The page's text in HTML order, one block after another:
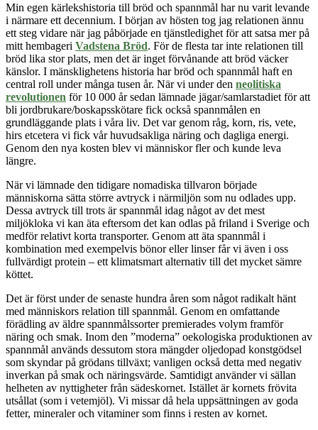
Min egen kärlekshistoria till bröd och spannmål har nu varit levande
i närmare ett decennium. I början av hösten tog jag relationen ännu
ett steg vidare när jag påbörjade en tjänstledighet för att satsa mer på
mitt hembageri Vadstena Bröd. För de flesta tar inte relationen till
bröd lika stor plats, men det är inget förvånande att bröd väcker
känslor. I mänsklighetens historia har bröd och spannmål haft en
central roll under många tusen år. När vi under den neolitiska
revolutionen för 10 000 år sedan lämnade jägar/samlarstadiet för att
bli jordbrukare/boskapsskötare fick också spannmålen en
grundläggande plats i våra liv. Det var genom råg, korn, ris, vete,
hirs etcetera vi fick vår huvudsakliga näring och dagliga energi.
Genom den nya kosten blev vi människor fler och kunde leva
längre.
När vi lämnade den tidigare nomadiska tillvaron började
människorna sätta större avtryck i närmiljön som nu odlades upp.
Dessa avtryck till trots är spannmål idag något av det mest
miljökloka vi kan äta eftersom det kan odlas på friland i Sverige och
medför relativt korta transporter. Genom att äta spannmål i
kombination med exempelvis bönor eller linser får vi även i oss
fullvärdigt protein – ett klimatsmart alternativ till det mycket sämre
köttet.
Det är först under de senaste hundra åren som något radikalt hänt
med människors relation till spannmål. Genom en omfattande
förädling av äldre spannmålssorter premierades volym framför
näring och smak. Inom den ”moderna” oekologiska produktionen av
spannmål används dessutom stora mängder oljedopad konstgödsel
som skyndar på grödans tillväxt; vanligen också detta med negativ
inverkan på smak och näringsvärde. Samtidigt använder vi sällan
helheten av nyttigheter från sädeskornet. Istället är kornets frövita
utsållat (som i vetemjöl). Vi missar då hela uppsättningen av goda
fetter, mineraler och vitaminer som finns i resten av kornet.